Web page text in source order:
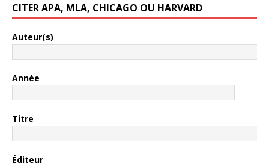
CITER APA, MLA, CHICAGO OU HARVARD
Auteur(s)
Année
Titre
Éditeur